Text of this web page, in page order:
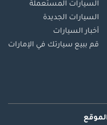
السيارات المستعملة
السيارات الجديدة
أخبار السيارات
قم ببيع سيارتك في الإمارات